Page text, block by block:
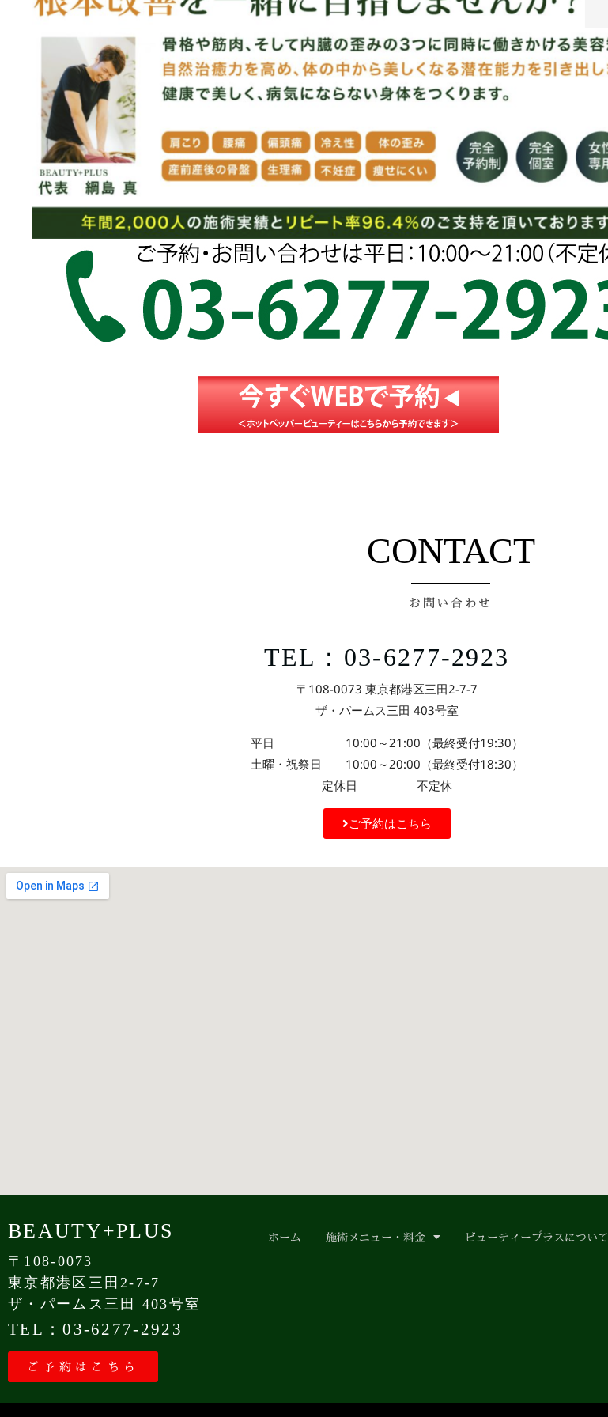
CONTACT
お問い合わせ
TEL：03-6277-2923
〒108-0073 東京都港区三田2-7-7
ザ・パームス三田 403号室
平日 10:00～21:00（最終受付19:30）
土曜・祝祭日 10:00～20:00（最終受付18:30）
定休日 不定休
ご予約はこちら
BEAUTY+PLUS
〒108-0073
東京都港区三田2-7-7
ザ・パームス三田 403号室
TEL：03-6277-2923
ご予約はこちら
ホーム 施術メニュー・料金 ビューティープラスについて